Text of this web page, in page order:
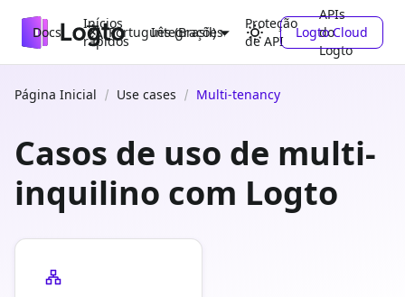
Docs
Inícios
rápidos
Integrações
Proteção
de API
APIs
do
Logto
Português (Brasil) Logto Cloud
Página Inicial Use cases Multi-tenancy
Casos de uso de multi-
inquilino com Logto